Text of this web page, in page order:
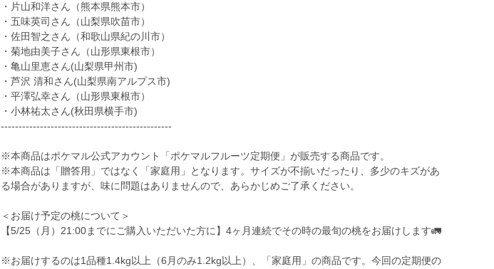
・片山和洋さん（熊本県熊本市）
・五味英司さん（山梨県吹苗市）
・佐田智之さん（和歌山県紀の川市）
・菊地由美子さん（山形県東根市）
・亀山里恵さん(山梨県甲州市)
・芦沢 清和さん(山梨県南アルプス市)
・平澤弘幸さん（山形県東根市）
・小林祐太さん(秋田県横手市)
------------------------------------------------
※本商品はポケマル公式アカウント「ポケマルフルーツ定期便」が販売する商品です。
※本商品は「贈答用」ではなく「家庭用」となります。サイズが不揃いだったり、多少のキズがあ
る場合がありますが、味に問題はありませんので、あらかじめご了承ください。
＜お届け予定の桃について＞
【5/25（月）21:00までにご購入いただいた方に】4ヶ月連続でその時の最旬の桃をお届けします🚛
※お届けするのは1品種1.4kg以上（6月のみ1.2kg以上）、「家庭用」の商品です。今回の定期便の